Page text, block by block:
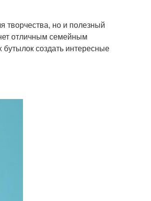
творчества, но и полезный
отличным семейным
создать интересные